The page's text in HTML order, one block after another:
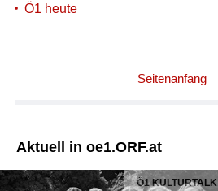
Ö1 heute
Seitenanfang
Aktuell in oe1.ORF.at
Ö1 KULTURTALK